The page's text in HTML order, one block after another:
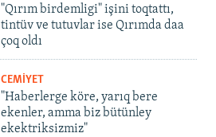
"Qırım birdemligi" işini toqtattı,
tintüv ve tutuvlar ise Qırımda daa
çoq oldı
CEMİYET
"Haberlerge köre, yarıq bere
ekenler, amma biz bütünley
ekektriksizmiz"